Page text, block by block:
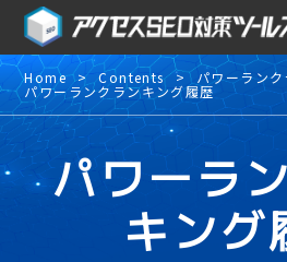
Home Contents パワーラン
パワーランクランキング履歴
パワーラ
キング